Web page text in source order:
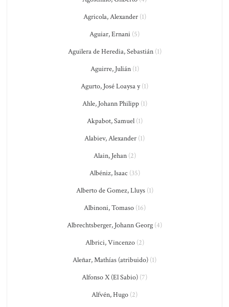
Agricola, Alexander(1)
Aguiar, Ernani (5)
Aguilera de Heredia, Sebastián(1)
Aguirre, Julián(1)
Agurto, José Loaysa y(1)
Ahle, Johann Philipp(1)
Akpabot, Samuel(1)
Alabiev, Alexander (1)
Alain, Jehan(2)
Albéniz, Isaac (35)
Alberto de Gomez, Lluys(1)
Albinoni, Tomaso(16)
Albrechtsberger, Johann Georg (4)
Albrici, Vincenzo(2)
Aleñar, Mathías (atribuido) (1)
Alfonso X (El Sabio) (7)
Alfvén, Hugo (2)